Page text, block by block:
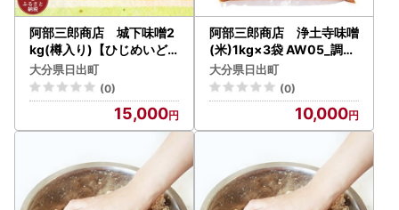
阿部三郎商店 城下味噌2
kg(樽入り)【ひじめいど
】 AW03_調味料 味噌 み
そ_【配送不可地域：離島
】【1108150】
大分県日出町
(0)
15,000
阿部三郎商店 浄土寺味噌
(米)1kg×3袋 AW05_調味
料 味噌 みそ_【配送不可地
域：離島】【1108152】
大分県日出町
(0)
10,000